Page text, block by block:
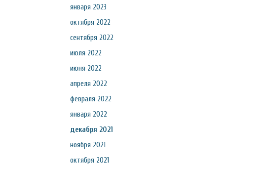
января 2023
октября 2022
сентября 2022
июля 2022
июня 2022
апреля 2022
февраля 2022
января 2022
декабря 2021
ноября 2021
октября 2021